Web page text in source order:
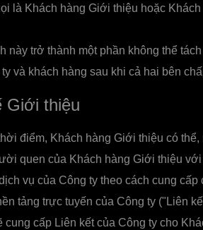
là Khách hàng Giới thiệu hoặc
này trở thành một phần không thể
và khách hàng sau khi cả hai bên
Giới thiệu
điểm, Khách hàng Giới thiệu có
quen của Khách hàng Giới thiệu
vụ của Công ty theo cách cung
tảng trực tuyến của Công ty ("Liên
cung cấp Liên kết của Công ty cho